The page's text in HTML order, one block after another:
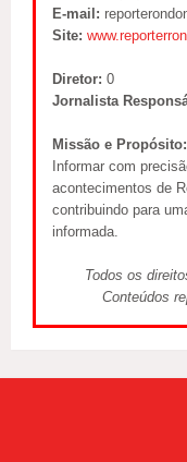
E-mail:
Site:
Diretor: 0
Jornalista
Missão e Propósito:
Informar com
acontecimentos de
contribuindo para
informada.
Todos os
Conteúdos